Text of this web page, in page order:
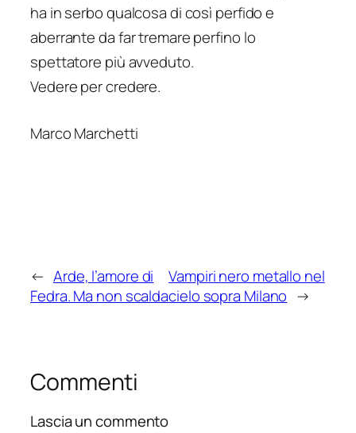
ha in serbo qualcosa di così perfido e
aberrante da far tremare perfino lo
spettatore più avveduto.
Vedere per credere.
Marco Marchetti
← Arde, l’amore di
Fedra. Ma non scalda
Vampiri nero metallo nel
cielo sopra Milano →
Commenti
Lascia un commento